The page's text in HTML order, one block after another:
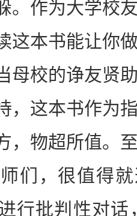
。作为大学校
这本书能让你
母校的诤友贤
，这本书作为
，物超所值。
们，很值得
行批判性对